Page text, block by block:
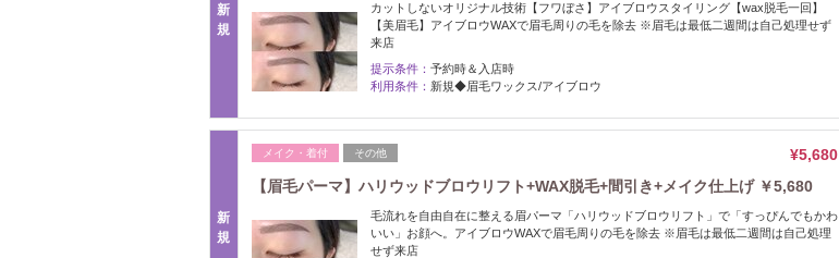
新
規
カットしないオリジナル技術【フワぼさ】アイブロウスタイリング【wax脱毛一回】
【美眉毛】アイブロウWAXで眉毛周りの毛を除去 ※眉毛は最低二週間は自己処理せず
来店
提示条件： 予約時＆入店時
利用条件： 新規◆眉毛ワックス/アイブロウ
新
規
メイク・着付 その他
¥5,680
【眉毛パーマ】ハリウッドブロウリフト+WAX脱毛+間引き+メイク仕上げ ￥5,680
毛流れを自由自在に整える眉パーマ「ハリウッドブロウリフト」で「すっぴんでもかわ
いい」お顔へ。アイブロウWAXで眉毛周りの毛を除去 ※眉毛は最低二週間は自己処理
せず来店